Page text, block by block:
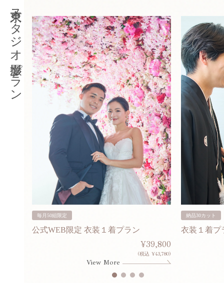
東京スタジオ撮影プラン
毎月50組限定
公式WEB限定 衣装１着プラン
¥39,800
(税込 ¥43,780)
View More
納品30カット
衣装１着プ